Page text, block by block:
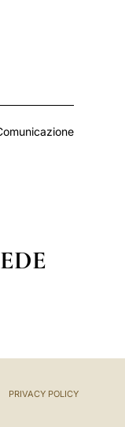
PRIVACY POLICY